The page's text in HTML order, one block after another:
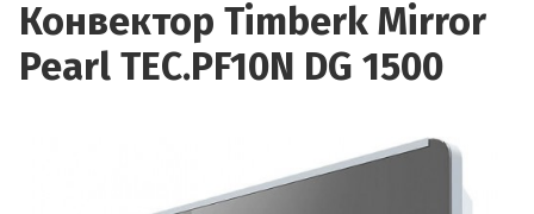
Конвектор Timberk Mirror
Pearl TEC.PF10N DG 1500